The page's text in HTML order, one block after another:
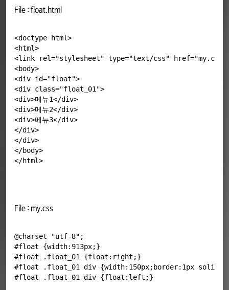
File : float.html
<doctype html>
<html>
<link rel="stylesheet" type="text/css"
<body>
<div id="float">
<div class="float_01">
<div>메뉴1</div>
<div>메뉴2</div>
<div>메뉴3</div>
</div>
</div>
</body>
File : my.css
@charset "utf-8";
#float {width:913px;}
#float .float_01 {float:right;}
#float .float_01 div {width:150px;border:1px solid